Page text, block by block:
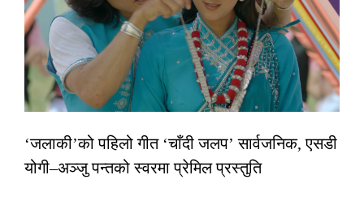
‘जलाकी’को पहिलो गीत ‘चाँदी जलप’ सार्वजनिक, एसडी
योगी–अञ्जु पन्तको स्वरमा प्रेमिल प्रस्तुति